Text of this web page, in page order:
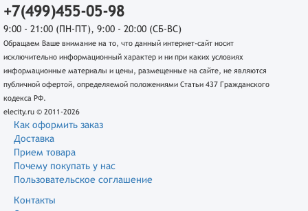
+7(499)455-05-98
9:00 - 21:00 (ПН-ПТ), 9:00 - 20:00 (СБ-ВС)
Обращаем Ваше внимание на то, что данный интернет-сайт носит
исключительно информационный характер и ни при каких условиях
информационные материалы и цены, размещенные на сайте, не являются
публичной офертой, определяемой положениями Статьи 437 Гражданского
кодекса РФ.
elecity.ru © 2011-2026
Как оформить заказ
Доставка
Прием товара
Почему покупать у нас
Пользовательское соглашение
Контакты